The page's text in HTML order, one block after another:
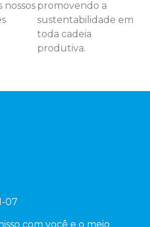
nossos promovendo a
sustentabilidade em
toda cadeia
produtiva.
07
com você e o meio